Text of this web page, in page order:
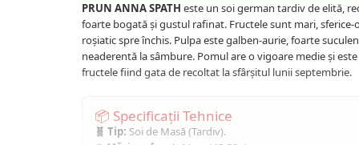
Trandafiri Urcatori
PRUN ANNA SPATH este un soi german tardiv de elită,
foarte bogată și gustul rafinat. Fructele sunt mari, sferice-
roșiatic spre închis. Pulpa este galben-aurie, foarte
neaderentă la sâmbure. Pomul are o vigoare medie și
fructele fiind gata de recoltat la sfârșitul lunii septembrie.
📦 Specificații Tehnice
🧬 Tip: Soi de Masă (Tardiv).